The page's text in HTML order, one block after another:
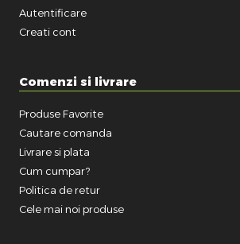
Autentificare
Creati cont
Comenzi si livrare
Produse Favorite
Cautare comanda
Livrare si plata
Cum cumpar?
Politica de retur
Cele mai noi produse